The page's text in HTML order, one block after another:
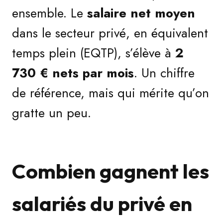
ensemble. Le salaire net moyen
dans le secteur privé, en équivalent
temps plein (EQTP), s’élève à 2
730 € nets par mois. Un chiffre
de référence, mais qui mérite qu’on
gratte un peu.
Combien gagnent les
salariés du privé en